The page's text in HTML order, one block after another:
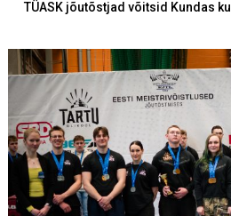
TÜASK jõutõstjad võitsid Kundas